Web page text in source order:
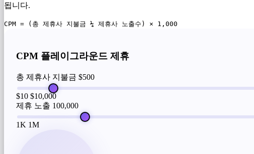
됩니다.
CPM = (총 제휴사 지불금 ¼ 제휴사 노출수) × 1,000
CPM 플레이그라운드 제휴
총 제휴사 지불금 $500
$10 $10,000
제휴 노출 100,000
1K 1M